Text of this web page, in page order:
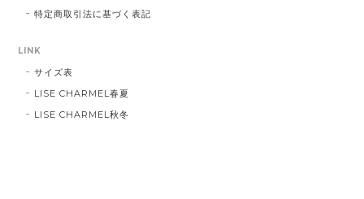
特定商取引法に基づく表記
LINK
サイズ表
LISE CHARMEL春夏
LISE CHARMEL秋冬